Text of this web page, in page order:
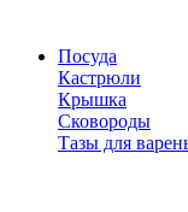
Посуда
Кастрюли
Крышка
Сковороды
Тазы для